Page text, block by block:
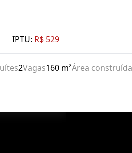
IPTU: R$ 529
2Vagas160 m²Área construída